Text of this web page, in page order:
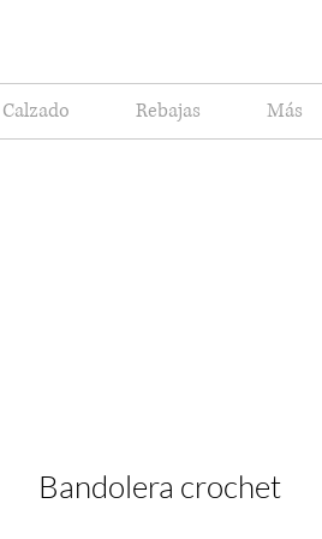
Calzado Rebajas Más
Bandolera crochet